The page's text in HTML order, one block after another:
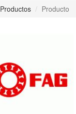
Productos Producto